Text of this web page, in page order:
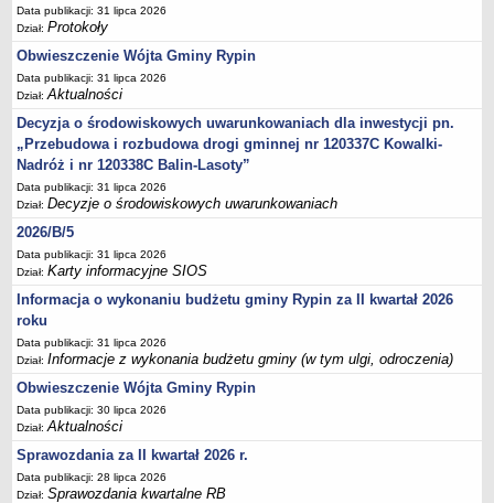
FINANSE GMINY
Budżet
Zmiany budżetu
Wieloletnia Prognoza Finansowa
Majątek gminy
Majątek jednostek organizacyjnych
Realizacja inwestycji
Sprawozdania z wykonania budżetu
Sprawozdania kwartalne RB
Sprawozdania finansowe
Informacje z wykonania budżetu gminy (w tym ulgi, odroczenia)
Interpretacje indywidualne
SPRAWY DO ZAŁATWIENIA
BUDOWA PRZYDOMOWYCH OCZYSZCZALNI ŚCIEKÓW -
DOFINANSOWANIE
Preferencyjny zakup węgla
Wykaz spraw
Data publikacji: 31 lipca 2026
Dział:Protokoły
Obwieszczenie Wójta Gminy Rypin
Data publikacji: 31 lipca 2026
Dział:Aktualności
Decyzja o środowiskowych uwarunkowaniach dla inwestycji pn.
„Przebudowa i rozbudowa drogi gminnej nr 120337C Kowalki-
Nadróż i nr 120338C Balin-Lasoty”
Data publikacji: 31 lipca 2026
Dział:Decyzje o środowiskowych uwarunkowaniach
2026/B/5
Data publikacji: 31 lipca 2026
Dział:Karty informacyjne SIOS
Informacja o wykonaniu budżetu gminy Rypin za II kwartał 2026
roku
Data publikacji: 31 lipca 2026
Dział:Informacje z wykonania budżetu gminy (w tym ulgi, odroczenia)
Obwieszczenie Wójta Gminy Rypin
Data publikacji: 30 lipca 2026
Dział:Aktualności
Sprawozdania za II kwartał 2026 r.
Data publikacji: 28 lipca 2026
Dział:Sprawozdania kwartalne RB